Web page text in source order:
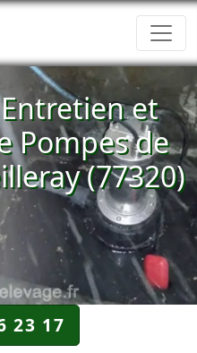
et
Pompes de
(77320)
23 17